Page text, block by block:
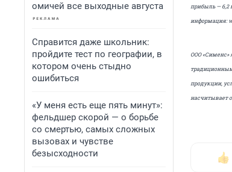
омичей все выходные августа
Справится даже школьник:
пройдите тест по географии, в
котором очень стыдно
ошибиться
«У меня есть еще пять минут»:
фельдшер скорой — о борьбе
со смертью, самых сложных
вызовах и чувстве
безысходности
прибыль — 6,2
информация:
ООО «Сименс»
продукции,
насчитывает